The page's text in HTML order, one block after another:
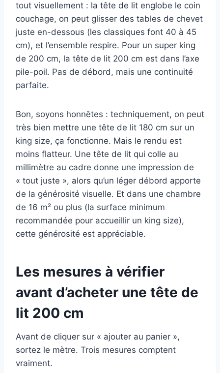
tout visuellement : la tête de lit englobe le coin
couchage, on peut glisser des tables de chevet
juste en-dessous (les classiques font 40 à 45
cm), et l’ensemble respire. Pour un super king
de 200 cm, la tête de lit 200 cm est dans l’axe
pile-poil. Pas de débord, mais une continuité
parfaite.
Bon, soyons honnêtes : techniquement, on peut
très bien mettre une tête de lit 180 cm sur un
king size, ça fonctionne. Mais le rendu est
moins flatteur. Une tête de lit qui colle au
millimètre au cadre donne une impression de
« tout juste », alors qu’un léger débord apporte
de la générosité visuelle. Et dans une chambre
de 16 m² ou plus (la surface minimum
recommandée pour accueillir un king size),
cette générosité est appréciable.
Les mesures à vérifier
avant d’acheter une tête de
lit 200 cm
Avant de cliquer sur « ajouter au panier »,
sortez le mètre. Trois mesures comptent
vraiment.